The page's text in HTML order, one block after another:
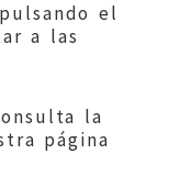
el
a las
la
página
|